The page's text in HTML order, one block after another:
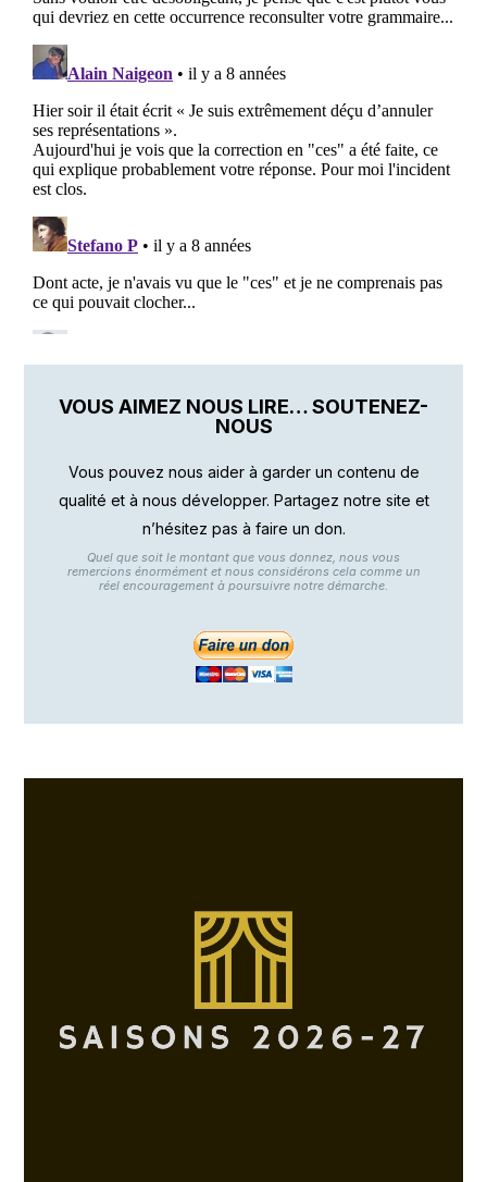
VOUS AIMEZ NOUS LIRE… SOUTENEZ-
NOUS
Vous pouvez nous aider à garder un contenu de
qualité et à nous développer. Partagez notre site et
n’hésitez pas à faire un don.
Quel que soit le montant que vous donnez, nous vous
remercions énormément et nous considérons cela comme un
réel encouragement à poursuivre notre démarche.